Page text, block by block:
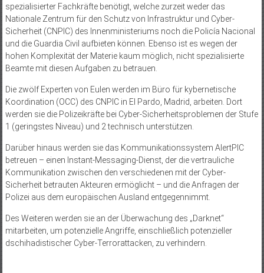
spezialisierter Fachkräfte benötigt, welche zurzeit weder das
Nationale Zentrum für den Schutz von Infrastruktur und Cyber-
Sicherheit (CNPIC) des Innenministeriums noch die Policía Nacional
und die Guardia Civil aufbieten können. Ebenso ist es wegen der
hohen Komplexität der Materie kaum möglich, nicht spezialisierte
Beamte mit diesen Aufgaben zu betrauen.
Die zwölf Experten von Eulen werden im Büro für kybernetische
Koordination (OCC) des CNPIC in El Pardo, Madrid, arbeiten. Dort
werden sie die Polizeikräfte bei Cyber-Sicherheitsproblemen der Stufe
1 (geringstes Niveau) und 2 technisch unterstützen.
Darüber hinaus werden sie das Kommunikationssystem AlertPIC
betreuen – einen Instant-Messaging-Dienst, der die vertrauliche
Kommunikation zwischen den verschiedenen mit der Cyber-
Sicherheit betrauten Akteuren ermöglicht – und die Anfragen der
Polizei aus dem europäischen Ausland entgegennimmt.
Des Weiteren werden sie an der Überwachung des „Dark­net“
mitarbeiten, um potenzielle Angriffe, einschließlich potenzieller
dschihadistischer Cyber-Terrorattacken, zu verhindern.